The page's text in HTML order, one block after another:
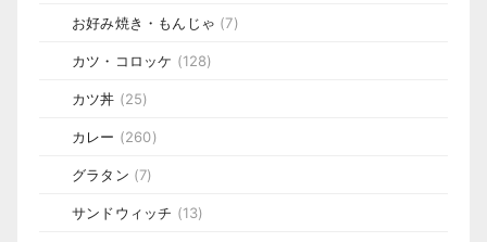
お好み焼き・もんじゃ (7)
カツ・コロッケ (128)
カツ丼 (25)
カレー (260)
グラタン (7)
サンドウィッチ (13)